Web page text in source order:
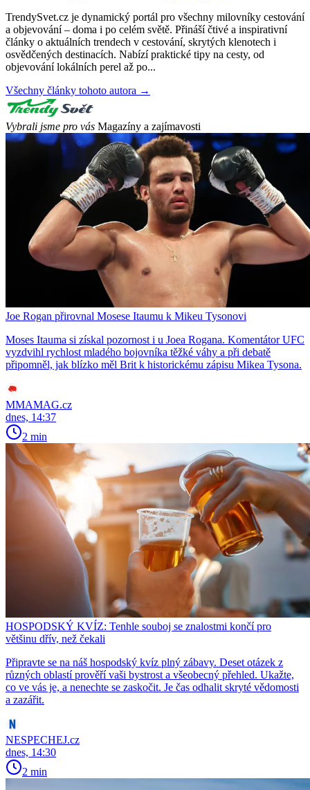
TrendySvet.cz je dynamický portál pro všechny milovníky cestování
a objevování – doma i po celém světě. Přináší čtivé a inspirativní
články o aktuálních trendech v cestování, skrytých klenotech i
osvědčených destinacích. Nabízí praktické tipy na cesty, od
objevování lokálních perel až po...
Všechny články tohoto autora →
Vybrali jsme pro vás Magazíny a zajímavosti
Joe Rogan přirovnal Mosese Itaumu k Mikeu Tysonovi
Moses Itauma si získal pozornost i u Joea Rogana. Komentátor UFC
vyzdvihl rychlost mladého bojovníka těžké váhy a při debatě
připomněl, jak blízko měl Brit k historickému zápisu Mikea Tysona.
MMAMAG.cz
dnes, 14:37
2 min
HOSPODSKÝ KVÍZ: Tenhle souboj se znalostmi končí pro
většinu dřív, než čekali
Připravte se na náš hospodský kvíz plný zábavy. Deset otázek z
různých oblastí prověří vaši bystrost a všeobecný přehled. Ukažte,
co ve vás je, a nenechte se zaskočit. Je čas odhalit skryté vědomosti
a zazářit.
NESPECHEJ.cz
dnes, 14:30
2 min